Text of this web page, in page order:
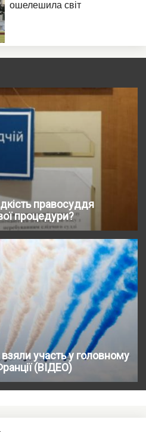
правосуддя
процедури?
участь у головному
(ВІДЕО)